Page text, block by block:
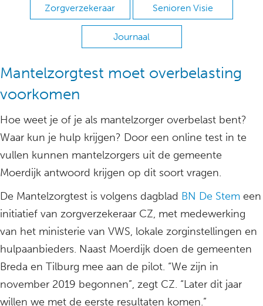
Zorgverzekeraar Senioren Visie
Journaal
Mantelzorgtest moet overbelasting
voorkomen
Hoe weet je of je als mantelzorger overbelast bent?
Waar kun je hulp krijgen? Door een online test in te
vullen kunnen mantelzorgers uit de gemeente
Moerdijk antwoord krijgen op dit soort vragen.
De Mantelzorgtest is volgens dagblad BN De Stem een
initiatief van zorgverzekeraar CZ, met medewerking
van het ministerie van VWS, lokale zorginstellingen en
hulpaanbieders. Naast Moerdijk doen de gemeenten
Breda en Tilburg mee aan de pilot. “We zijn in
november 2019 begonnen”, zegt CZ. “Later dit jaar
willen we met de eerste resultaten komen.”